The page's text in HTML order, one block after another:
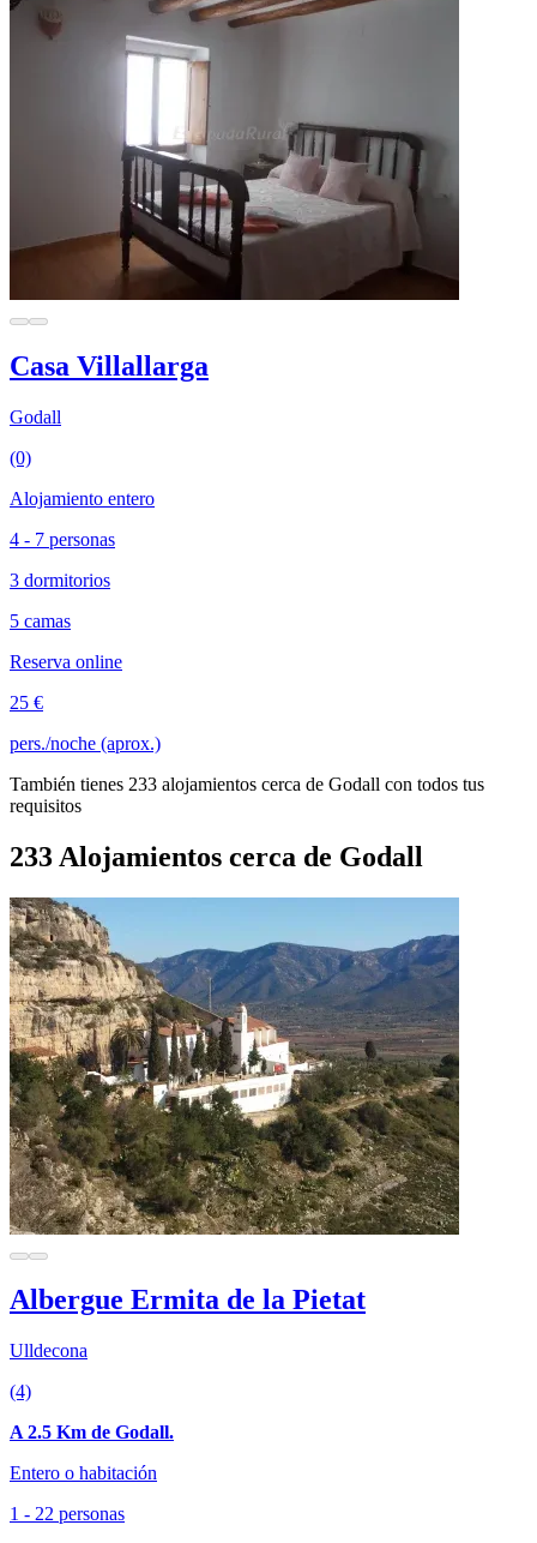
Casa Villallarga
Godall
(0)
Alojamiento entero
4 - 7 personas
3 dormitorios
5 camas
Reserva online
25 €
pers./noche (aprox.)
También tienes 233 alojamientos cerca de Godall con todos tus
requisitos
233 Alojamientos cerca de Godall
Albergue Ermita de la Pietat
Ulldecona
(4)
A 2.5 Km de Godall.
Entero o habitación
1 - 22 personas